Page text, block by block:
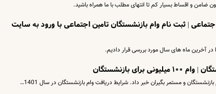
| ثبت نام وام بازنشستگان تامین اجتماعی با ورود به سایت
در آخرین ماه های سال مورد بررسی قرار دادیم.
بازنشستگان